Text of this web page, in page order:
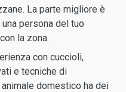
La parte migliore è
persona del tuo
la zona.
con cuccioli,
e tecniche di
domestico ha dei